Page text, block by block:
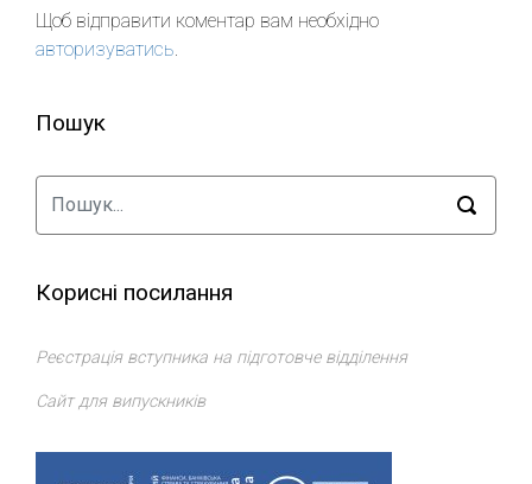
Щоб відправити коментар вам необхідно
авторизуватись.
Пошук
Корисні посилання
Реєстрація вступника на підготовче відділення
Сайт для випускників